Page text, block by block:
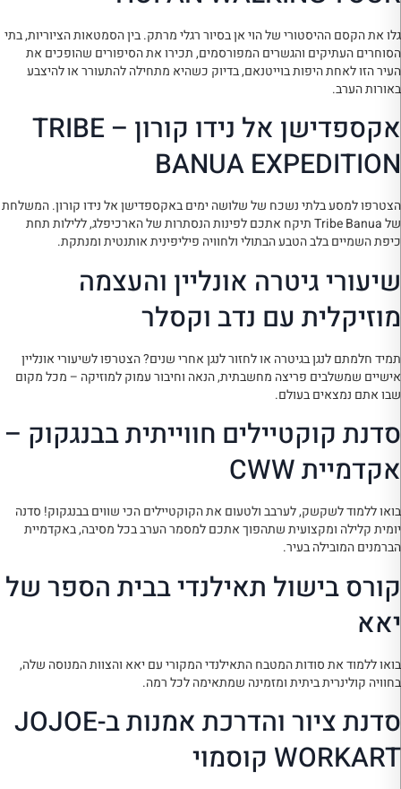
גלו את הקסם ההיסטורי של הוי אן בסיור רגלי מרתק. בין הסמטאות הציוריות, בתי
הסוחרים העתיקים והגשרים המפורסמים, תכירו את הסיפורים שהופכים את
העיר הזו לאחת היפות בוייטנאם, בדיוק כשהיא מתחילה להתעורר או להיצבע
באורות הערב.
אקספדישן אל נידו קורון – TRIBE
BANUA EXPEDITION
הצטרפו למסע בלתי נשכח של שלושה ימים באקספדישן אל נידו קורון. המשלחת
של Tribe Banua תיקח אתכם לפינות הנסתרות של הארכיפלג, ללילות תחת
כיפת השמיים בלב הטבע הבתולי ולחוויה פיליפינית אותנטית ומנתקת.
שיעורי גיטרה אונליין והעצמה
מוזיקלית עם נדב וקסלר
תמיד חלמתם לנגן בגיטרה או לחזור לנגן אחרי שנים? הצטרפו לשיעורי אונליין
אישיים שמשלבים פריצה מחשבתית, הנאה וחיבור עמוק למוזיקה – מכל מקום
שבו אתם נמצאים בעולם.
סדנת קוקטיילים חווייתית בבנגקוק –
אקדמיית CWW
בואו ללמוד לשקשק, לערבב ולטעום את הקוקטיילים הכי שווים בבנגקוק! סדנה
יומית קלילה ומקצועית שתהפוך אתכם למסמר הערב בכל מסיבה, באקדמיית
הברמנים המובילה בעיר.
קורס בישול תאילנדי בבית הספר של
יאא
בואו ללמוד את סודות המטבח התאילנדי המקורי עם יאא והצוות המנוסה שלה,
בחוויה קולינרית ביתית ומזמינה שמתאימה לכל רמה.
סדנת ציור והדרכת אמנות ב-JOJOE
WORKART קוסמוי